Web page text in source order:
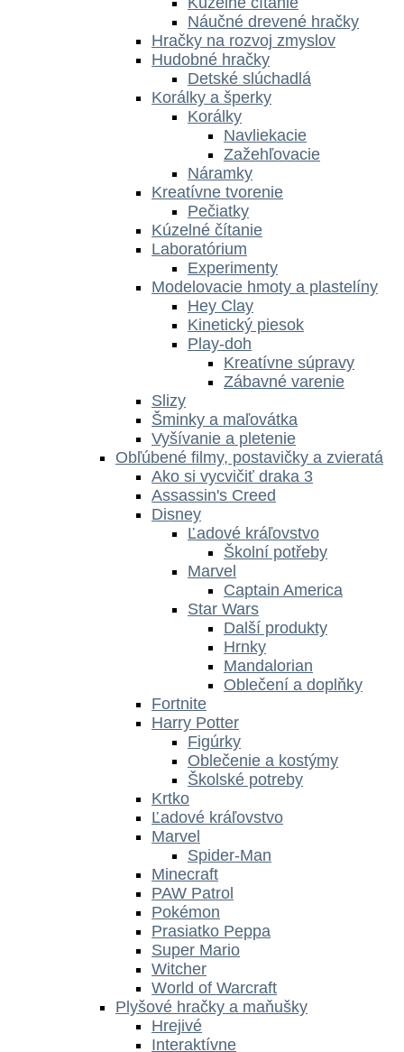
Náučné drevené hračky
Hračky na rozvoj zmyslov
Hudobné hračky
Detské slúchadlá
Korálky a šperky
Korálky
Navliekacie
Zažehľovacie
Náramky
Kreatívne tvorenie
Pečiatky
Kúzelné čítanie
Laboratórium
Experimenty
Modelovacie hmoty a plastelíny
Hey Clay
Kinetický piesok
Play-doh
Kreatívne súpravy
Zábavné varenie
Slizy
Šminky a maľovátka
Vyšívanie a pletenie
Obľúbené filmy, postavičky a zvieratá
Ako si vycvičiť draka 3
Assassin's Creed
Disney
Ľadové kráľovstvo
Školní potřeby
Marvel
Captain America
Star Wars
Další produkty
Hrnky
Mandalorian
Oblečení a doplňky
Fortnite
Harry Potter
Figúrky
Oblečenie a kostýmy
Školské potreby
Krtko
Ľadové kráľovstvo
Marvel
Spider-Man
Minecraft
PAW Patrol
Pokémon
Prasiatko Peppa
Super Mario
Witcher
World of Warcraft
Plyšové hračky a maňušky
Hrejivé
Interaktívne